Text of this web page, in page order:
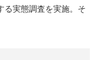
る実態調査を実施。そ